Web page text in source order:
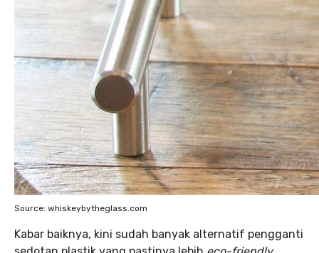
Source: whiskeybytheglass.com
Kabar baiknya, kini sudah banyak alternatif pengganti